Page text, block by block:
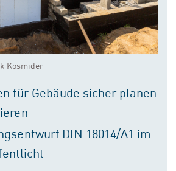
Kosmider
für Gebäude sicher planen
DIN 18014/A1 im